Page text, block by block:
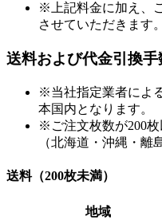
※上記料金に加え、
させていただきます。
送料および代金引換手
※当社指定業者によ
本国内となります。
※ご注文枚数が200
（北海道・沖縄・離
送料（200枚未満）
地域